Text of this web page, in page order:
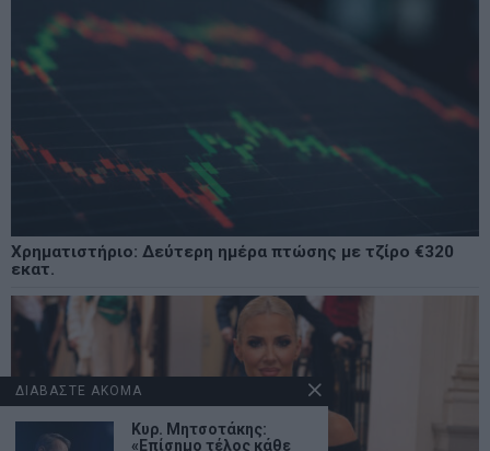
Χρηματιστήριο: Δεύτερη ημέρα πτώσης με τζίρο €320
εκατ.
ΔΙΑΒΑΣΤΕ ΑΚΟΜΑ
Κυρ. Μητσοτάκης:
«Επίσημο τέλος κάθε